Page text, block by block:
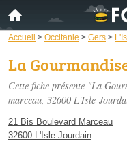
Accueil > Occitanie > Gers >
La
Cette fiche présente "La
marceau, 32600 L'Isle-
21 Bis Boulevard Marceau
32600 L'Isle-Jourdain